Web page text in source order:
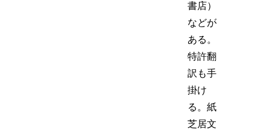
書店）
などが
ある。
特許翻
訳も手
掛け
る。紙
芝居文